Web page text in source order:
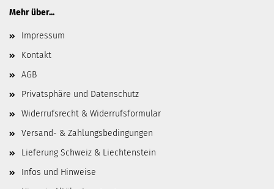
Mehr über...
Impressum
Kontakt
AGB
Privatsphäre und Datenschutz
Widerrufsrecht & Widerrufsformular
Versand- & Zahlungsbedingungen
Lieferung Schweiz & Liechtenstein
Infos und Hinweise